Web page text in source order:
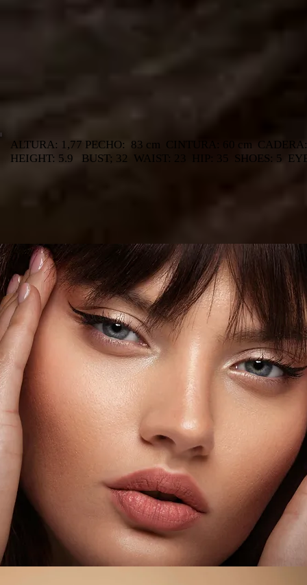
ALTURA: 1,77 PECHO: 83 cm CINTURA: 60 cm
HEIGHT: 5.9 BUST; 32 WAIST: 23 HIP: 35 SHOES: 5